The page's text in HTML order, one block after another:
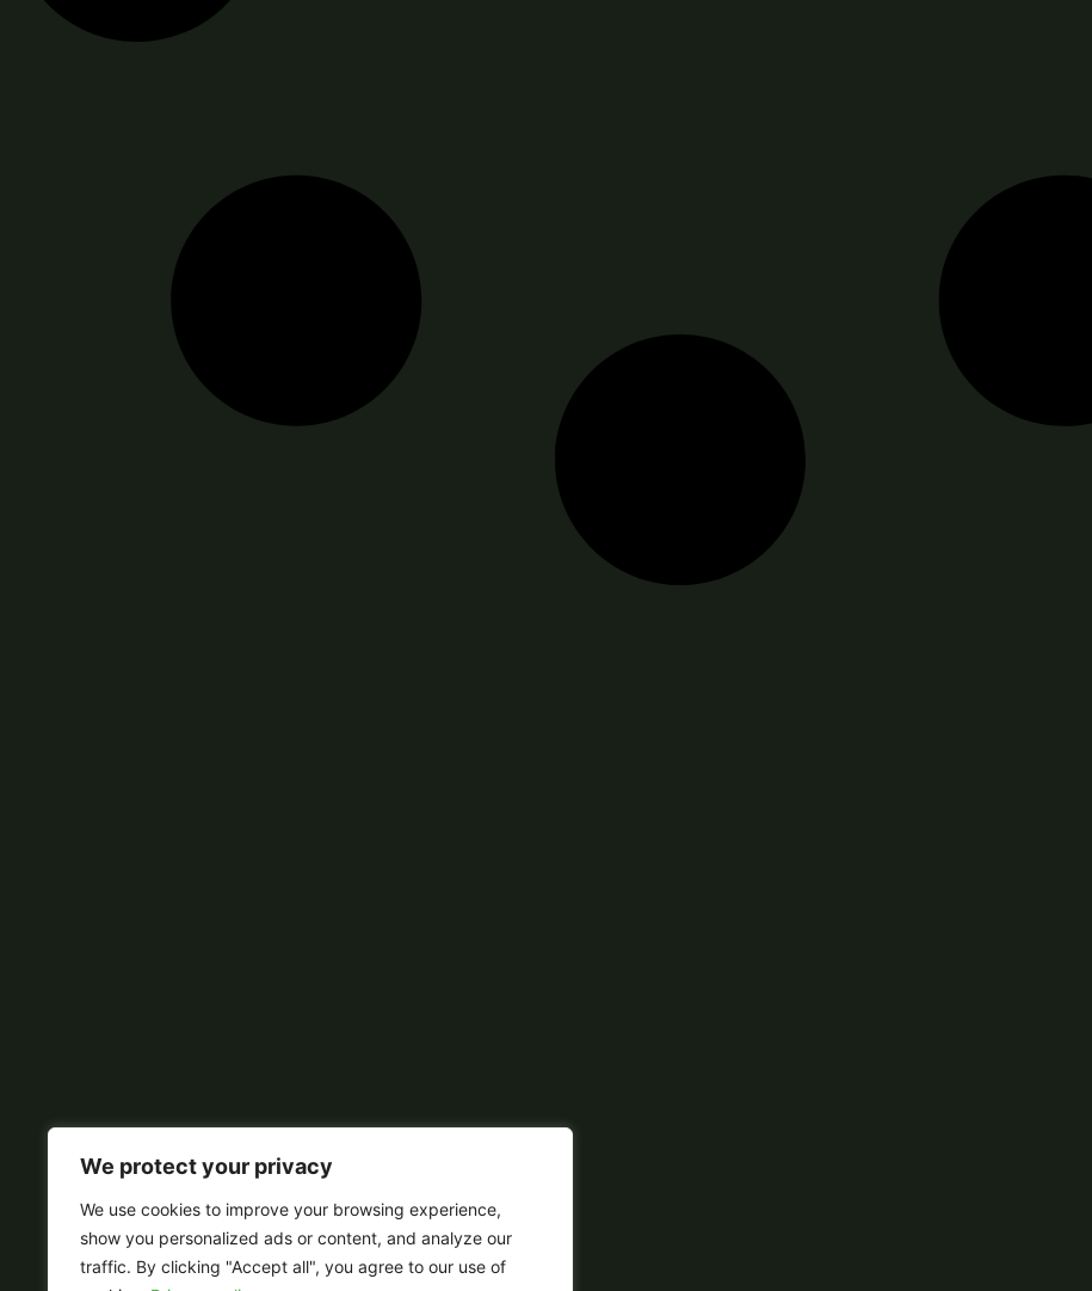
We protect your privacy
We use cookies to improve your browsing experience,
show you personalized ads or content, and analyze our
traffic. By clicking "Accept all", you agree to our use of